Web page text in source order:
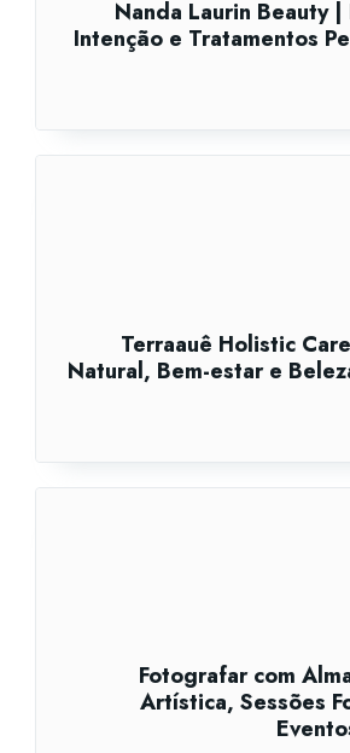
Nanda Laurin Beauty
Intenção e Tratamentos
Terraauê Holistic
Natural, Bem-estar e
Fotografar com
Artística, Sessões